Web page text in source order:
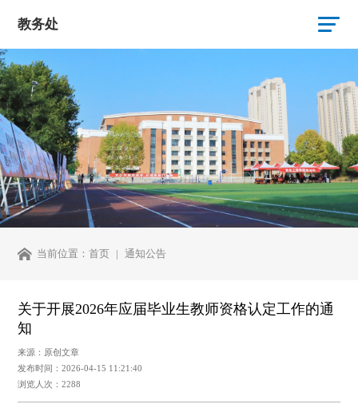
教务处
当前位置：首页 通知公告
关于开展2026年应届毕业生教师资格认定工作的通
知
来源：原创文章
发布时间：2026-04-15 11:21:40
浏览人次：2288